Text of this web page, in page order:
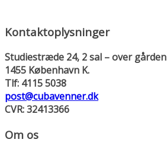
Kontaktoplysninger
Studiestræde 24, 2 sal – over gården
1455 København K.
Tlf: 4115 5038
post@cubavenner.dk
CVR: 32413366
Om os